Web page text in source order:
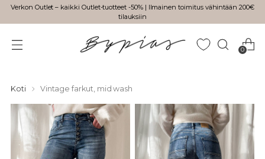
Verkon Outlet – kaikki Outlet-tuotteet -50% | Ilmainen toimitus vähintään 200€
tilauksiin
0
Koti Vintage farkut, mid wash